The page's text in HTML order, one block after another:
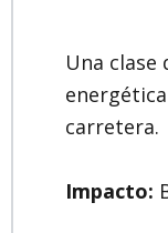
Una
carretera.
Impacto: